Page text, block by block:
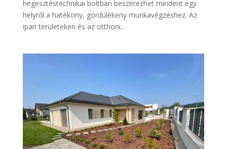
hegesztéstechnikai boltban beszerezhet mindent egy
helyről a hatékony, gördülékeny munkavégzéshez. Az
ipari területeken és az otthoni...